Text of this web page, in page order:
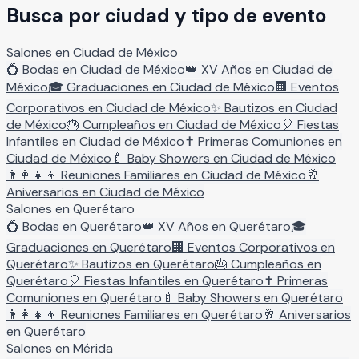
Busca por ciudad y tipo de evento
Salones en Ciudad de México
💍 Bodas en Ciudad de México👑 XV Años en Ciudad de
México🎓 Graduaciones en Ciudad de México🏢 Eventos
Corporativos en Ciudad de México✨ Bautizos en Ciudad
de México🎂 Cumpleaños en Ciudad de México🎈 Fiestas
Infantiles en Ciudad de México✝️ Primeras Comuniones en
Ciudad de México 🍼 Baby Showers en Ciudad de México
👨‍👩‍👧‍👦 Reuniones Familiares en Ciudad de México🥂
Aniversarios en Ciudad de México
Salones en Querétaro
💍 Bodas en Querétaro👑 XV Años en Querétaro🎓
Graduaciones en Querétaro🏢 Eventos Corporativos en
Querétaro✨ Bautizos en Querétaro🎂 Cumpleaños en
Querétaro🎈 Fiestas Infantiles en Querétaro✝️ Primeras
Comuniones en Querétaro 🍼 Baby Showers en Querétaro
👨‍👩‍👧‍👦 Reuniones Familiares en Querétaro🥂 Aniversarios
en Querétaro
Salones en Mérida